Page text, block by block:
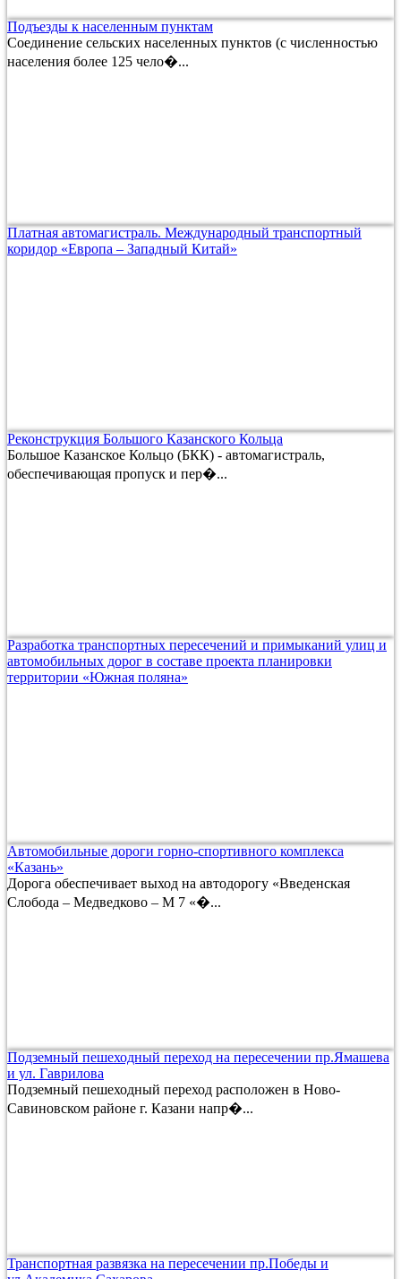
Подъезды к населенным пунктам
Соединение сельских населенных пунктов (с численностью
населения более 125 чело�...
Платная автомагистраль. Международный транспортный
коридор «Европа – Западный Китай»
Реконструкция Большого Казанского Кольца
Большое Казанское Кольцо (БКК) - автомагистраль,
обеспечивающая пропуск и пер�...
Разработка транспортных пересечений и примыканий улиц и
автомобильных дорог в составе проекта планировки
территории «Южная поляна»
Автомобильные дороги горно-спортивного комплекса
«Казань»
Дорога обеспечивает выход на автодорогу «Введенская
Слобода – Медведково – М 7 «�...
Подземный пешеходный переход на пересечении пр.Ямашева
и ул. Гаврилова
Подземный пешеходный переход расположен в Ново-
Савиновском районе г. Казани напр�...
Транспортная развязка на пересечении пр.Победы и